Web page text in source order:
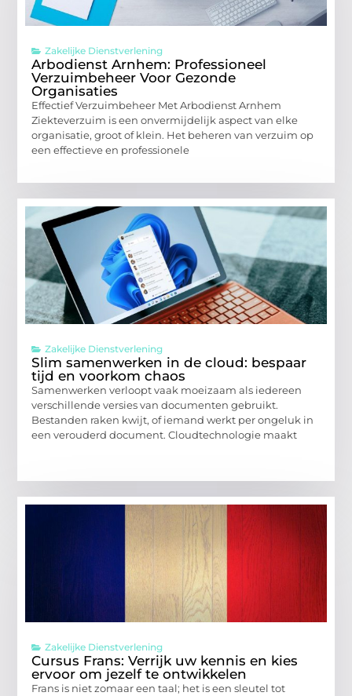
Zakelijke Dienstverlening
Arbodienst Arnhem: Professioneel
Verzuimbeheer Voor Gezonde
Organisaties
Effectief Verzuimbeheer Met Arbodienst Arnhem
Ziekteverzuim is een onvermijdelijk aspect van elke
organisatie, groot of klein. Het beheren van verzuim op
een effectieve en professionele
Zakelijke Dienstverlening
Slim samenwerken in de cloud: bespaar
tijd en voorkom chaos
Samenwerken verloopt vaak moeizaam als iedereen
verschillende versies van documenten gebruikt.
Bestanden raken kwijt, of iemand werkt per ongeluk in
een verouderd document. Cloudtechnologie maakt
Zakelijke Dienstverlening
Cursus Frans: Verrijk uw kennis en kies
ervoor om jezelf te ontwikkelen
Frans is niet zomaar een taal; het is een sleutel tot